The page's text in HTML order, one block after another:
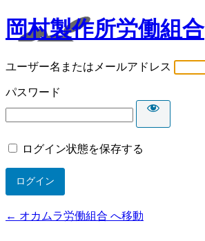
岡村製作所労働組合
ユーザー名またはメールアドレス
パスワード
ログイン状態を保存する
← オカムラ労働組合 へ移動